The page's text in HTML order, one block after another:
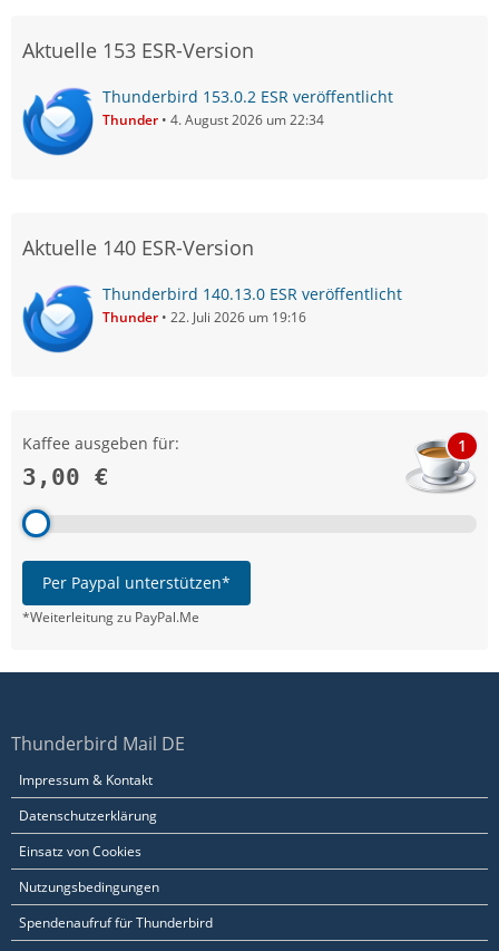
Aktuelle 153 ESR-Version
Thunderbird 153.0.2 ESR veröffentlicht
Thunder 4. August 2026 um 22:34
Aktuelle 140 ESR-Version
Thunderbird 140.13.0 ESR veröffentlicht
Thunder 22. Juli 2026 um 19:16
Kaffee ausgeben für:
3,00 €
1
Per Paypal unterstützen*
*Weiterleitung zu PayPal.Me
Thunderbird Mail DE
Impressum & Kontakt
Datenschutzerklärung
Einsatz von Cookies
Nutzungsbedingungen
Spendenaufruf für Thunderbird